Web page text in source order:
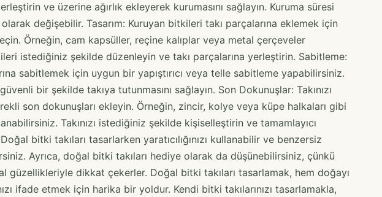
ve üzerine ağırlık ekleyerek kurumasını sağlayın. Kuruma süresi
değişebilir. Tasarım: Kuruyan bitkileri takı parçalarına eklemek için
Örneğin, cam kapsüller, reçine kalıplar veya metal çerçeveler
istediğiniz şekilde düzenleyin ve takı parçalarına yerleştirin. Sabitleme:
sabitlemek için uygun bir yapıştırıcı veya telle sabitleme yapabilirsiniz.
bir şekilde takıya tutunmasını sağlayın. Son Dokunuşlar: Takınızı
son dokunuşları ekleyin. Örneğin, zincir, kolye veya küpe halkaları gibi
Takınızı istediğiniz şekilde kişiselleştirin ve tamamlayıcı
bitki takıları tasarlarken yaratıcılığınızı kullanabilir ve benzersiz
Ayrıca, doğal bitki takıları hediye olarak da düşünebilirsiniz, çünkü
güzellikleriyle dikkat çekerler. Doğal bitki takıları tasarlamak, hem doğayı
ifade etmek için harika bir yoldur. Kendi bitki takılarınızı tasarlamakla,